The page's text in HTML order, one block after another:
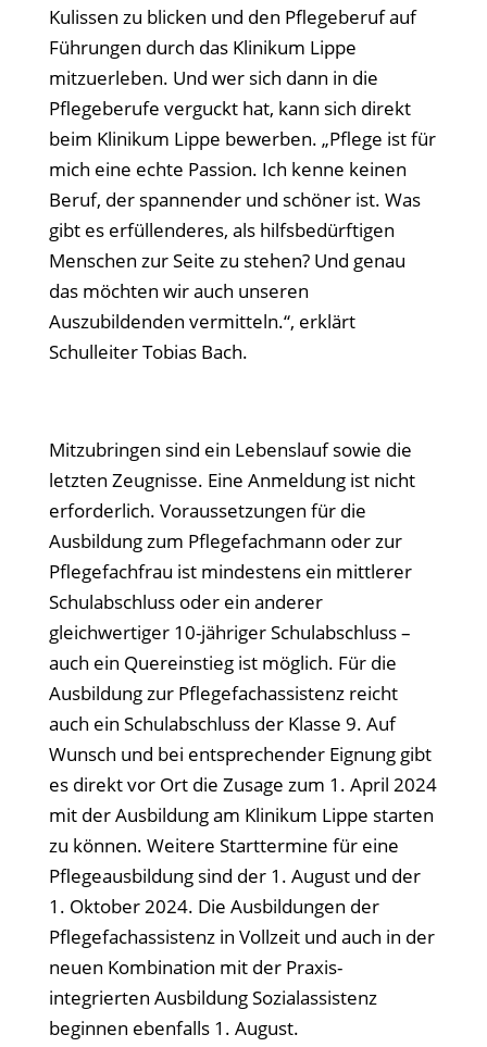
Kulissen zu blicken und den Pflegeberuf auf
Führungen durch das Klinikum Lippe
mitzuerleben. Und wer sich dann in die
Pflegeberufe verguckt hat, kann sich direkt
beim Klinikum Lippe bewerben. „Pflege ist für
mich eine echte Passion. Ich kenne keinen
Beruf, der spannender und schöner ist. Was
gibt es erfüllenderes, als hilfsbedürftigen
Menschen zur Seite zu stehen? Und genau
das möchten wir auch unseren
Auszubildenden vermitteln.“, erklärt
Schulleiter Tobias Bach.
Mitzubringen sind ein Lebenslauf sowie die
letzten Zeugnisse. Eine Anmeldung ist nicht
erforderlich. Voraussetzungen für die
Ausbildung zum Pflegefachmann oder zur
Pflegefachfrau ist mindestens ein mittlerer
Schulabschluss oder ein anderer
gleichwertiger 10-jähriger Schulabschluss –
auch ein Quereinstieg ist möglich. Für die
Ausbildung zur Pflegefachassistenz reicht
auch ein Schulabschluss der Klasse 9. Auf
Wunsch und bei entsprechender Eignung gibt
es direkt vor Ort die Zusage zum 1. April 2024
mit der Ausbildung am Klinikum Lippe starten
zu können. Weitere Starttermine für eine
Pflegeausbildung sind der 1. August und der
1. Oktober 2024. Die Ausbildungen der
Pflegefachassistenz in Vollzeit und auch in der
neuen Kombination mit der Praxis-
integrierten Ausbildung Sozialassistenz
beginnen ebenfalls 1. August.